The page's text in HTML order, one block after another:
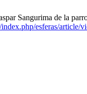
Sangurima de la
esferas/article/